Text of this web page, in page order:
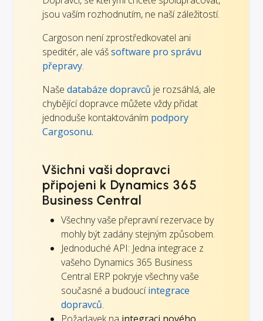
jsou vaším rozhodnutím, ne naší záležitostí.
Cargoson není zprostředkovatel ani
speditér, ale vášsoftware pro správu
přepravy.
Naše databáze dopravců je rozsáhlá, ale
chybějící dopravce můžete vždy přidat
jednoduše kontaktováním podpory
Cargosonu.
Všichni vaši dopravci
připojeni k Dynamics 365
Business Central
Všechny vaše přepravní rezervace by
mohly být zadány stejným způsobem.
Jednoduché API: Jedna integrace z
vašeho Dynamics 365 Business
Central ERP pokryje všechny vaše
současné a budoucíintegrace
dopravců.
Požadavek na integraci nového